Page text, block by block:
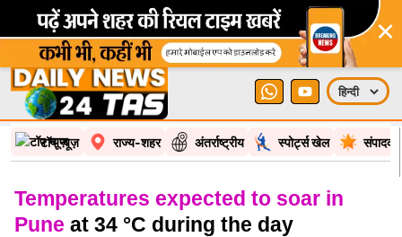
×
टॉप न्यूज़ राज्य-शहर अंतर्राष्ट्रीय स्पोर्ट्स खेल
Temperatures expected to soar in
Pune at 34 °C during the day